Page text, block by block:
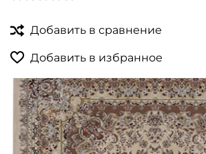
Добавить в сравнение
Добавить в избранное